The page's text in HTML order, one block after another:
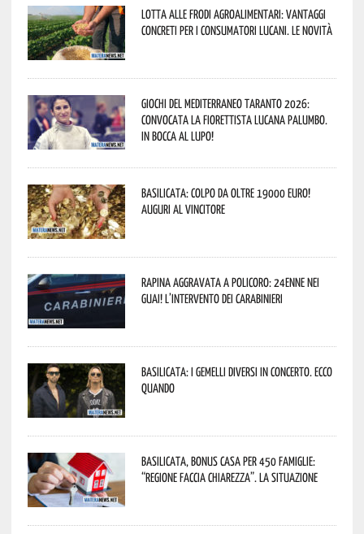
Lotta alle frodi agroalimentari: vantaggi
concreti per i consumatori lucani. Le novità
Giochi del Mediterraneo Taranto 2026:
convocata la fiorettista lucana Palumbo.
In bocca al lupo!
Basilicata: colpo da oltre 19000 Euro!
Auguri al vincitore
Rapina aggravata a Policoro: 24enne nei
guai! L’intervento dei Carabinieri
Basilicata: i Gemelli DiVersi in concerto. Ecco
quando
Basilicata, Bonus casa per 450 famiglie:
“Regione faccia chiarezza”. La situazione